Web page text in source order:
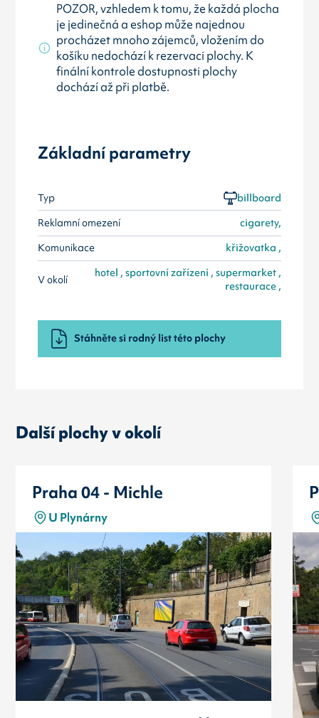
POZOR, vzhledem k tomu, že každá plocha
je jedinečná a eshop může najednou
procházet mnoho zájemců, vložením do
košíku nedochází k rezervaci plochy. K
finální kontrole dostupnosti plochy
dochází až při platbě.
Základní parametry
Typ
billboard
Reklamní omezení
cigarety,
Komunikace
křižovatka ,
V okolí
hotel , sportovní zařízení , supermarket ,
restaurace ,
Stáhněte si rodný list této plochy
Další plochy v okolí
Praha 04 - Michle
U Plynárny